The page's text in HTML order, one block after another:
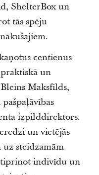
ShelterBox un
tās spēju
centienus
un
Maksfīlds,
izpilddirektors.
un vietējās
uz steidzamām
indivīdu un